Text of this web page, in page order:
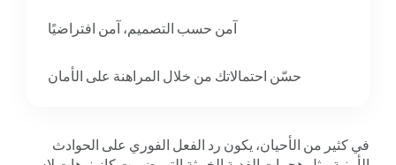
آمن حسب التصميم، آمن افتراضيًا
حسّن احتمالاتك من خلال المراهنة على الأمان
في كثير من الأحيان، يكون رد الفعل الفوري على الحوادث